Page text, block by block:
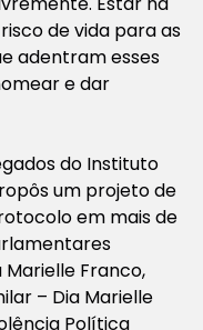
de vida para as
adentram esses
e dar
do Instituto
um projeto de
em mais de
Franco,
– Dia Marielle
Política